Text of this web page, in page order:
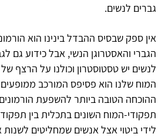
גברים לנשים.
אין ספק שבסיס ההבדל בינינו הוא
הגברי והאסטרוגן הנשי, אבל כידוע גם
לנשים יש טסטוסטרון וכולנו על הרצף
המוח שלנו הוא פסיפס המורכב ממופעים
ההוכחה הטובה ביותר להשפעת
תפקודי-המוח השונים בתכלית בין
לידי ביטוי אצל אנשים שמחליטים